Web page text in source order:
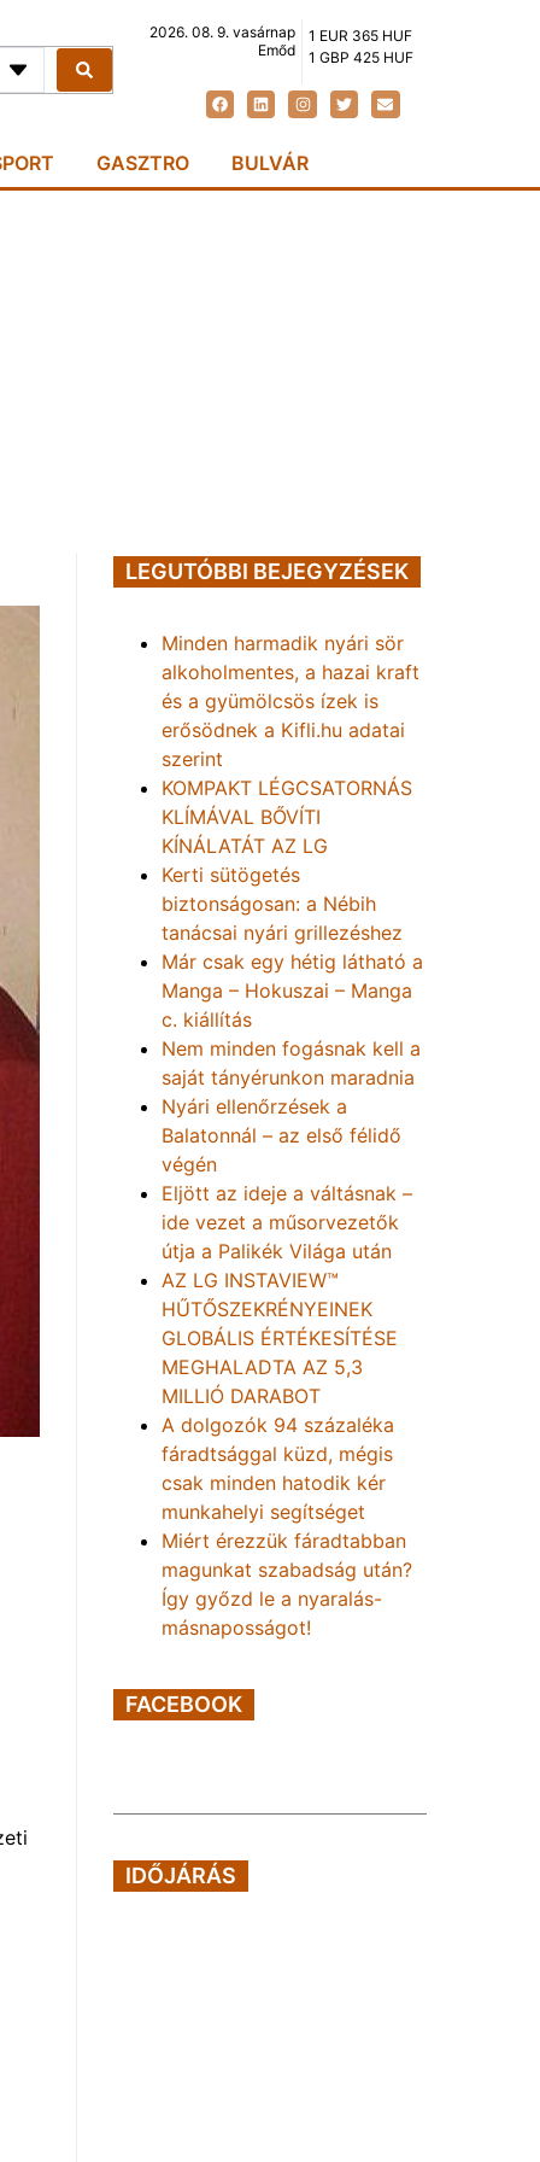
2026. 08. 9. vasárnap
Emőd
1 EUR 365 HUF
1 GBP 425 HUF
GASZTRO BULVÁR
LEGUTÓBBI BEJEGYZÉSEK
Minden harmadik nyári sör
alkoholmentes, a hazai kraft
és a gyümölcsös ízek is
erősödnek a Kifli.hu adatai
szerint
KOMPAKT LÉGCSATORNÁS
KLÍMÁVAL BŐVÍTI
KÍNÁLATÁT AZ LG
Kerti sütögetés
biztonságosan: a Nébih
tanácsai nyári grillezéshez
Már csak egy hétig látható a
Manga – Hokuszai – Manga
c. kiállítás
Nem minden fogásnak kell a
saját tányérunkon maradnia
Nyári ellenőrzések a
Balatonnál – az első félidő
végén
Eljött az ideje a váltásnak –
ide vezet a műsorvezetők
útja a Palikék Világa után
AZ LG INSTAVIEW™
HŰTŐSZEKRÉNYEINEK
GLOBÁLIS ÉRTÉKESÍTÉSE
MEGHALADTA AZ 5,3
MILLIÓ DARABOT
A dolgozók 94 százaléka
fáradtsággal küzd, mégis
csak minden hatodik kér
munkahelyi segítséget
Miért érezzük fáradtabban
magunkat szabadság után?
Így győzd le a nyaralás-
másnaposságot!
FACEBOOK
IDŐJÁRÁS